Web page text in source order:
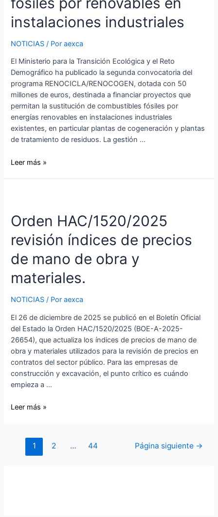
instalaciones industriales
NOTICIAS / Poraexca
El Ministerio para la Transición Ecológica y el Reto
Demográfico ha publicado la segunda convocatoria del
programa RENOCICLA/RENOCOGEN, dotada con 50
millones de euros, destinada a financiar proyectos que
permitan la sustitución de combustibles fósiles por
energías renovables en instalaciones industriales
existentes, en particular plantas de cogeneración y plantas
de tratamiento de residuos. La gestión …
Leer más »
Orden HAC/1520/2025
revisión índices de precios
de mano de obra y
materiales.
NOTICIAS / Poraexca
El 26 de diciembre de 2025 se publicó en el Boletín Oficial
del Estado la Orden HAC/1520/2025 (BOE-A-2025-
26654), que actualiza los índices de precios de mano de
obra y materiales utilizados para la revisión de precios en
contratos del sector público. Para las empresas de
construcción y excavación, el punto crítico es cuándo
empieza a …
Leer más »
1 2 … 44 Página siguiente →